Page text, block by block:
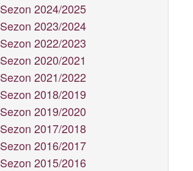
Sezon 2024/2025
Sezon 2023/2024
Sezon 2022/2023
Sezon 2020/2021
Sezon 2021/2022
Sezon 2018/2019
Sezon 2019/2020
Sezon 2017/2018
Sezon 2016/2017
Sezon 2015/2016